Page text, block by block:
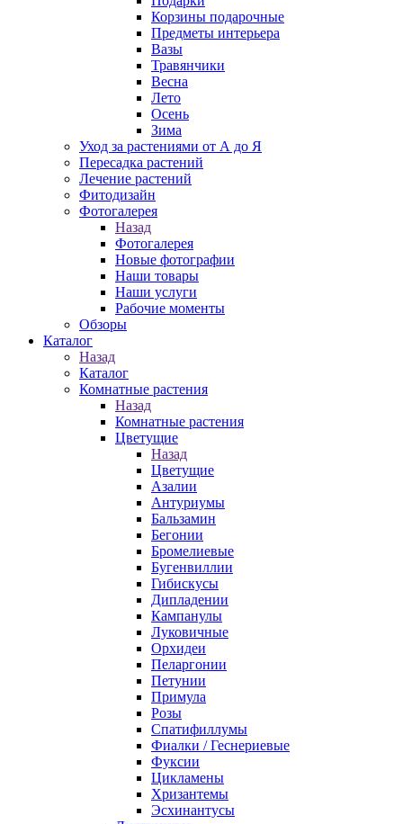
Корзины подарочные
Предметы интерьера
Вазы
Травянчики
Весна
Лето
Осень
Зима
Уход за растениями от А до Я
Пересадка растений
Лечение растений
Фитодизайн
Фотогалерея
Назад
Фотогалерея
Новые фотографии
Наши товары
Наши услуги
Рабочие моменты
Обзоры
Каталог
Назад
Каталог
Комнатные растения
Назад
Комнатные растения
Цветущие
Назад
Цветущие
Азалии
Антуриумы
Бальзамин
Бегонии
Бромелиевые
Бугенвиллии
Гибискусы
Дипладении
Кампанулы
Луковичные
Орхидеи
Пеларгонии
Петунии
Примула
Розы
Спатифиллумы
Фиалки / Геснериевые
Фуксии
Цикламены
Хризантемы
Эсхинантусы